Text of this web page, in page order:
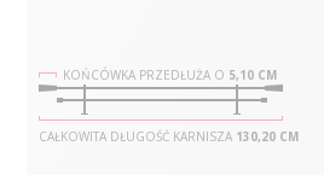
KOŃCÓWKA PRZEDŁUŻA O 5,10 CM
CAŁKOWITA DŁUGOŚĆ KARNISZA 130,20 CM